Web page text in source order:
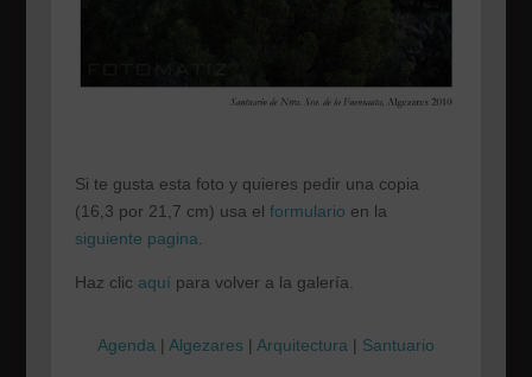
Si te gusta esta foto y quieres pedir una copia
(16,3 por 21,7 cm) usa el formulario en la
siguiente pagina
Haz clic aquípara volver a la galería.
Agenda | Algezares | Arquitectura | Santuario